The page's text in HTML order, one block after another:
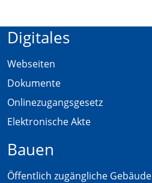
Digitales
Webseiten
Dokumente
Onlinezugangsgesetz
Elektronische Akte
Bauen
Öffentlich zugängliche Gebäude